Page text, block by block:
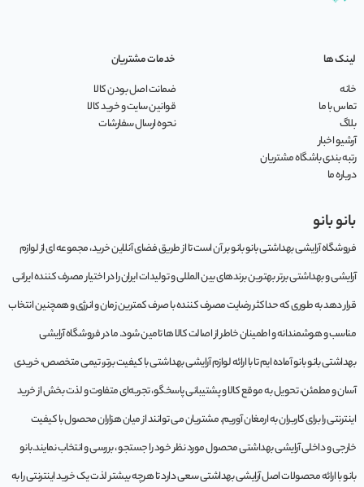
لینک ها
خانه
تماس با ما
بلاگ
آرشیو اخبار
رتبه بندی باشگاه مشتریان
درباره ما
خدمات مشتریان
ضمانت اصل بودن کالا
قوانین سایت و خرید کالا
نحوه ارسال سفارشات
بانو بانو
فروشگاه آرایشی بهداشتی بانو بانو بر آن است تا از طریق فضای آنلاین خرید، مجموعه‌ ای از لوازم
آرایشی و بهداشتی برتر بهترین برندهای بین المللی و تولیدات ایران را در اختیار مصرف کننده ایرانی
قرار دهد به طوری که حداکثر رضایت مصرف کننده با صرف کمترین زمان و انرژی و همچنین انتخاب
مناسب و هوشمندانه و اطمینان خاطر از اصالت کالا ها تامین شود. ما در فروشگاه آرایشی
بهداشتی بانو بانو آماده ایم تا با ارائه لوازم آرایشی بهداشتی با کیفیت برتر، تیمی متخصص، خریدی
آسان و مطمئن، تحویل به موقع کالا و پشتیبانی پاسخگو، تجربه‌ای متفاوت و لذت بخش از خرید
اینترنتی را برای کاربران به ارمغان آوریم. مشتريان می توانند از ميان هزاران محصول با کيفيت
خارجی و داخلی آرایشی بهداشتی محصول مورد نظر خود را جستجو ، بررسی و انتخاب نمايند.بانو
بانو با ارائه محصولات اصل آرایشی بهداشتی سعی دارد تا هرچه بیشتر لذت یک خرید اینترنتی را به